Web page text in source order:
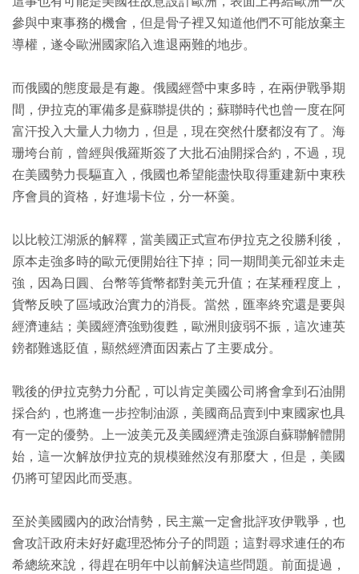
參與中東事務的機會，但是骨子裡又知道他們不可能放棄主
導權，遂令歐洲國家陷入進退兩難的地步。
而俄國的態度最是有趣。俄國經營中東多時，在兩伊戰爭期
間，伊拉克的軍備多是蘇聯提供的；蘇聯時代也曾一度在阿
富汗投入大量人力物力，但是，現在突然什麼都沒有了。海
珊垮台前，曾經與俄羅斯簽了大批石油開採合約，不過，現
在美國勢力長驅直入，俄國也希望能盡快取得重建新中東秩
序會員的資格，好進場卡位，分一杯羹。
以比較江湖派的解釋，當美國正式宣布伊拉克之役勝利後，
原本走強多時的歐元便開始往下掉；同一期間美元卻並未走
強，因為日圓、台幣等貨幣都對美元升值；在某種程度上，
貨幣反映了區域政治實力的消長。當然，匯率終究還是要與
經濟連結；美國經濟強勁復甦，歐洲則疲弱不振，這次連英
鎊都難逃貶值，顯然經濟面因素占了主要成分。
戰後的伊拉克勢力分配，可以肯定美國公司將會拿到石油開
採合約，也將進一步控制油源，美國商品賣到中東國家也具
有一定的優勢。上一波美元及美國經濟走強源自蘇聯解體開
始，這一次解放伊拉克的規模雖然沒有那麼大，但是，美國
仍將可望因此而受惠。
至於美國國內的政治情勢，民主黨一定會批評攻伊戰爭，也
會攻訐政府未好好處理恐怖分子的問題；這對尋求連任的布
希總統來說，得趕在明年中以前解決這些問題。前面提過，